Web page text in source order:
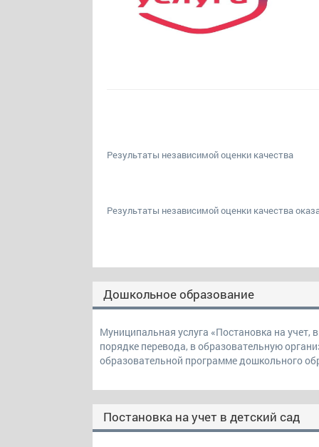
Результаты независимой оценки качества
Результаты независимой оценки качества
Дошкольное образование
Муниципальная услуга «Постановка на
порядке перевода, в образовательную
образовательной программе дошкольного
Постановка на учет в детский сад